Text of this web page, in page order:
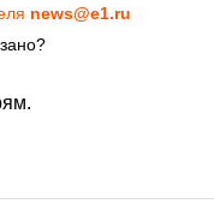
news@e1.ru